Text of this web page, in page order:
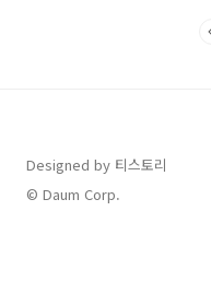
을 보면 섭취 방법과 뭐가 들
는데요. 우유나 두유 그리고
한 정도를 조절할 수 있습니다
서 진하게 먹는편인데 본인에
Designed by 티스토리
© Daum Corp.